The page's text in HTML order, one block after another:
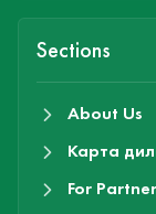
Sections
About Us
Карта
For